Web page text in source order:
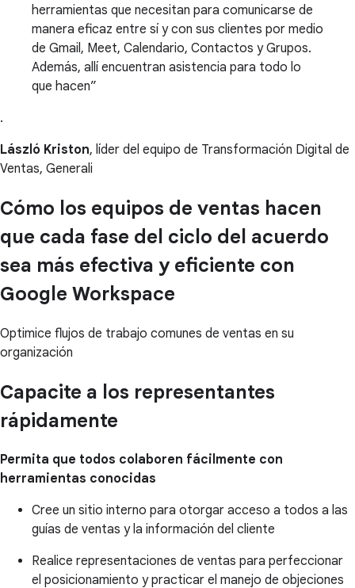
herramientas que necesitan para comunicarse de
manera eficaz entre sí y con sus clientes por medio
de Gmail, Meet, Calendario, Contactos y Grupos.
Además, allí encuentran asistencia para todo lo
que hacen
.
László Kriston, líder del equipo de Transformación Digital de
Ventas, Generali
Cómo los equipos de ventas hacen
que cada fase del ciclo del acuerdo
sea más efectiva y eficiente con
Google Workspace
Optimice flujos de trabajo comunes de ventas en su
organización
Capacite a los representantes
rápidamente
Permita que todos colaboren fácilmente con
herramientas conocidas
Cree un sitio interno para otorgar acceso a todos a las
guías de ventas y la información del cliente
Realice representaciones de ventas para perfeccionar
el posicionamiento y practicar el manejo de objeciones